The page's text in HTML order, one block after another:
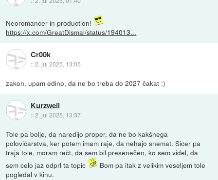
Neoromancer in production!
https://x.com/GreatDismal/status/194013...
Cr00k
::2. jul 2025, 13:05
zakon, upam edino, da ne bo treba do 2027 čakat :)
Kurzweil
::2. jul 2025, 13:37
Tole pa bolje, da naredijo proper, da ne bo kakšnega
polovičarstva, ker potem imam raje, da nehajo snemat. Sicer pa
traja tole, moram rečt, da sem bil presenečen, ko sem videl, da
sem celo jaz odprl ta topic
Bom pa itak z velikim veseljem tole
pogledal v kinu.